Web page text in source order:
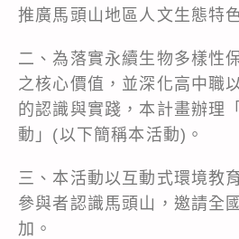
推廣馬頭山地區人文生態特
二、為落實永續生物多樣性
之核心價值，並深化高中職
的認識與實踐，本計畫辦理
動」(以下簡稱本活動)。
三、本活動以互動式環境教
參與者認識馬頭山，邀請全
加。